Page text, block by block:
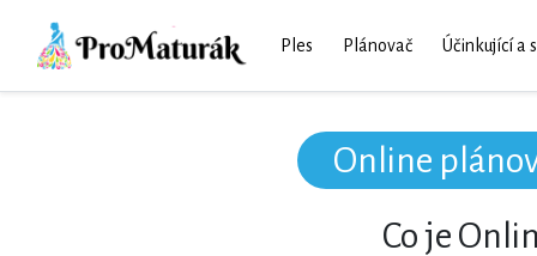
Ples Plánovač Účinkující a
Online
Co je